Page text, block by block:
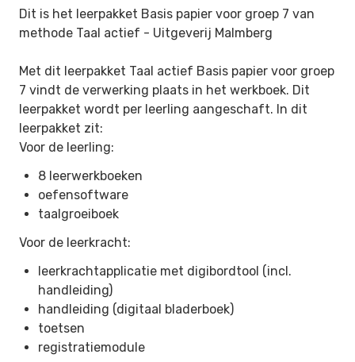
Dit is het leerpakket Basis papier voor groep 7 van
methode Taal actief - Uitgeverij Malmberg
Met dit leerpakket Taal actief Basis papier voor groep
7 vindt de verwerking plaats in het werkboek. Dit
leerpakket wordt per leerling aangeschaft. In dit
leerpakket zit:
Voor de leerling:
8 leerwerkboeken
oefensoftware
taalgroeiboek
Voor de leerkracht:
leerkrachtapplicatie met digibordtool (incl.
handleiding)
handleiding (digitaal bladerboek)
toetsen
registratiemodule